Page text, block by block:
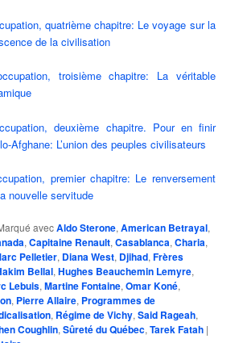
quatrième chapitre: Le voyage sur la
de la civilisation
troisième chapitre: La véritable
deuxième chapitre. Pour en finir
Afghane: L’union des peuples civilisateurs
premier chapitre: Le renversement
nouvelle servitude
avecAldo Sterone,American Betrayal,
,Capitaine Renault,Casablanca,Charia,
Pelletier, Diana West, Djihad,Frères
Bellal,Hughes Beauchemin Lemyre,
Lebuis,Martine Fontaine,Omar Koné,
, Pierre Allaire, Programmes de
, Régime de Vichy,Said Rageah,
Coughlin,Sûreté du Québec,Tarek Fatah |